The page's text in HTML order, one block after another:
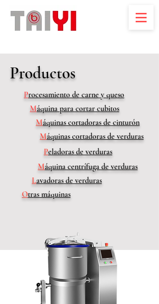
Productos
Procesamiento de carne y queso
Máquina para cortar cubitos
Máquinas cortadoras de cinturón
Máquinas cortadoras de verduras
Peladoras de verduras​
Máquina centrífuga de verduras
Lavadoras de verduras
Otras máquinas